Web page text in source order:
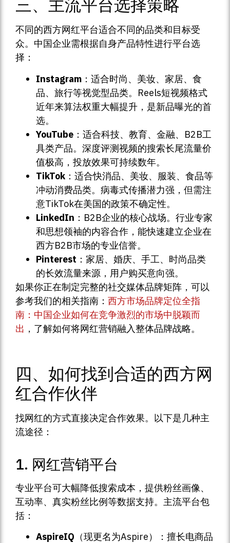
三、主流平台选择策略
不同的西方网红平台适合不同的品类和目标受
众。中国企业需根据自身产品特性进行平台选
择：
Instagram ：适合时尚、美妆、家居、食
品、旅行等视觉型品类。Reels短视频格式
近年来算法权重大幅提升，是新品曝光的首
选。
YouTube ：适合科技、教育、金融、B2B工
具类产品。深度评测视频的搜索长尾流量价
值极高，投放效果可持续数年。
TikTok ：适合快消品、美妆、服装、食品等
冲动消费品类。病毒式传播潜力强，但需注
意TikTok在美国的政策不确定性。
LinkedIn ：B2B企业的核心战场。行业专家
和思想领袖的内容合作，能快速建立企业在
西方B2B市场的专业信誉。
Pinterest ：家居、婚庆、手工、时尚品类
的长效流量来源，用户购买意向强。
如果你正在制定完整的社交媒体品牌矩阵，可以
参考我们的相关指南： 西方市场品牌定位全指
南：中国企业如何在竞争激烈的市场中脱颖而
出 ，了解如何将网红营销融入整体品牌战略。
四、如何找到合适的西方网
红合作伙伴
找网红的方式直接决定合作效果。以下是几种主
流途径：
1. 网红营销平台
专业平台可大幅降低搜索成本，提供粉丝画像、
互动率、真实粉丝比例等数据支持。主流平台包
括：
AspireIQ （现更名为Aspire）：擅长电商品